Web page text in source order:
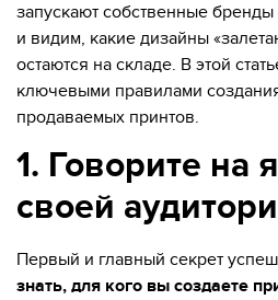
запускают собственные бренды
и видим, какие дизайны
остаются на складе. В этой
ключевыми правилами
продаваемых принтов.
1. Говорите на
своей
Первый и главный секрет
знать, для кого вы создаете